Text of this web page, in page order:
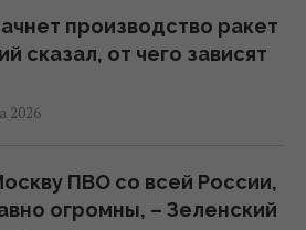
производство ракет
сказал, от чего зависят
2026
ПВО со всей России,
огромны, – Зеленский